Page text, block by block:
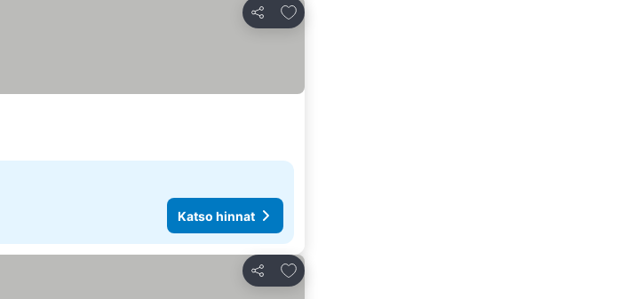
Jaa
Lisää suosikkeihin
Katso hinnat
Jaa
Lisää suosikkeihin